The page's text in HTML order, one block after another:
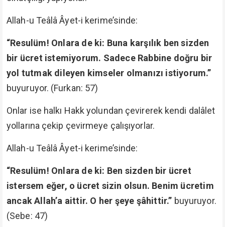
Allah-u Teâlâ Âyet-i kerime’sinde:
“Resulüm! Onlara de ki: Buna karşılık ben sizden
bir ücret istemiyorum. Sadece Rabbine doğru bir
yol tutmak dileyen kimseler olmanızı istiyorum.”
buyuruyor. (Furkan: 57)
Onlar ise halkı Hakk yolundan çevirerek kendi dalâlet
yollarına çekip çevirmeye çalışıyorlar.
Allah-u Teâlâ Âyet-i kerime’sinde:
“Resulüm! Onlara de ki: Ben sizden bir ücret
istersem eğer, o ücret sizin olsun. Benim ücretim
ancak Allah’a aittir. O her şeye şâhittir.” buyuruyor.
(Sebe: 47)